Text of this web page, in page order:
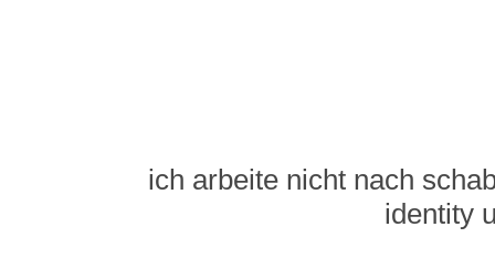
ich arbeite nicht nach
identity